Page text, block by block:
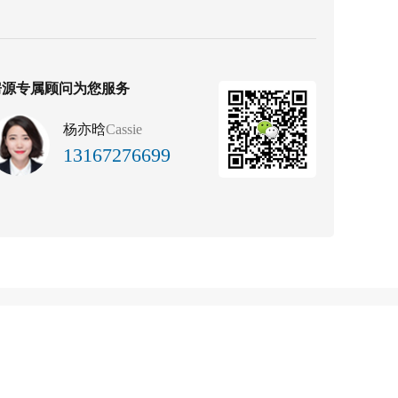
专属顾问为您服务
杨亦晗Cassie
13167276699